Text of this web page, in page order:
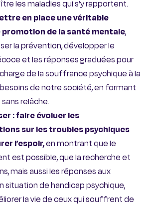
les maladies qui s’y rapportent.
en place une véritable
de la santé mentale,
la prévention, développer le
et les réponses graduées pour
de la souffrance psychique à la
de notre société, en formant
relâche.
: faire évoluer les
sur les troubles psychiques
l’espoir,en montrant que le
est possible, que la recherche et
mais aussi les réponses aux
situation de handicap psychique,
la vie de ceux qui souffrent de